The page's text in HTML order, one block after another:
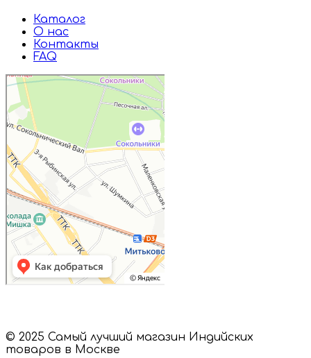
Каталог
О нас
Контакты
FAQ
Дружба
Пищевые ингредиенты и специи в
Москве
Магазин подарков и сувениров в
Москве
© 2025 Самый лучший магазин Индийских
товаров в Москве